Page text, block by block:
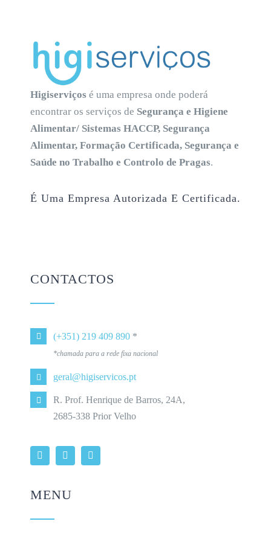
Higiserviços é uma empresa onde poderá
encontrar os serviços de Segurança e Higiene
Alimentar/ Sistemas HACCP, Segurança
Alimentar, Formação Certificada, Segurança e
Saúde no Trabalho e Controlo de Pragas.
É Uma Empresa Autorizada E Certificada.
CONTACTOS
(+351) 219 409 890 *
*chamada para a rede fixa nacional
geral@higiservicos.pt
R. Prof. Henrique de Barros, 24A,
2685-338 Prior Velho
MENU